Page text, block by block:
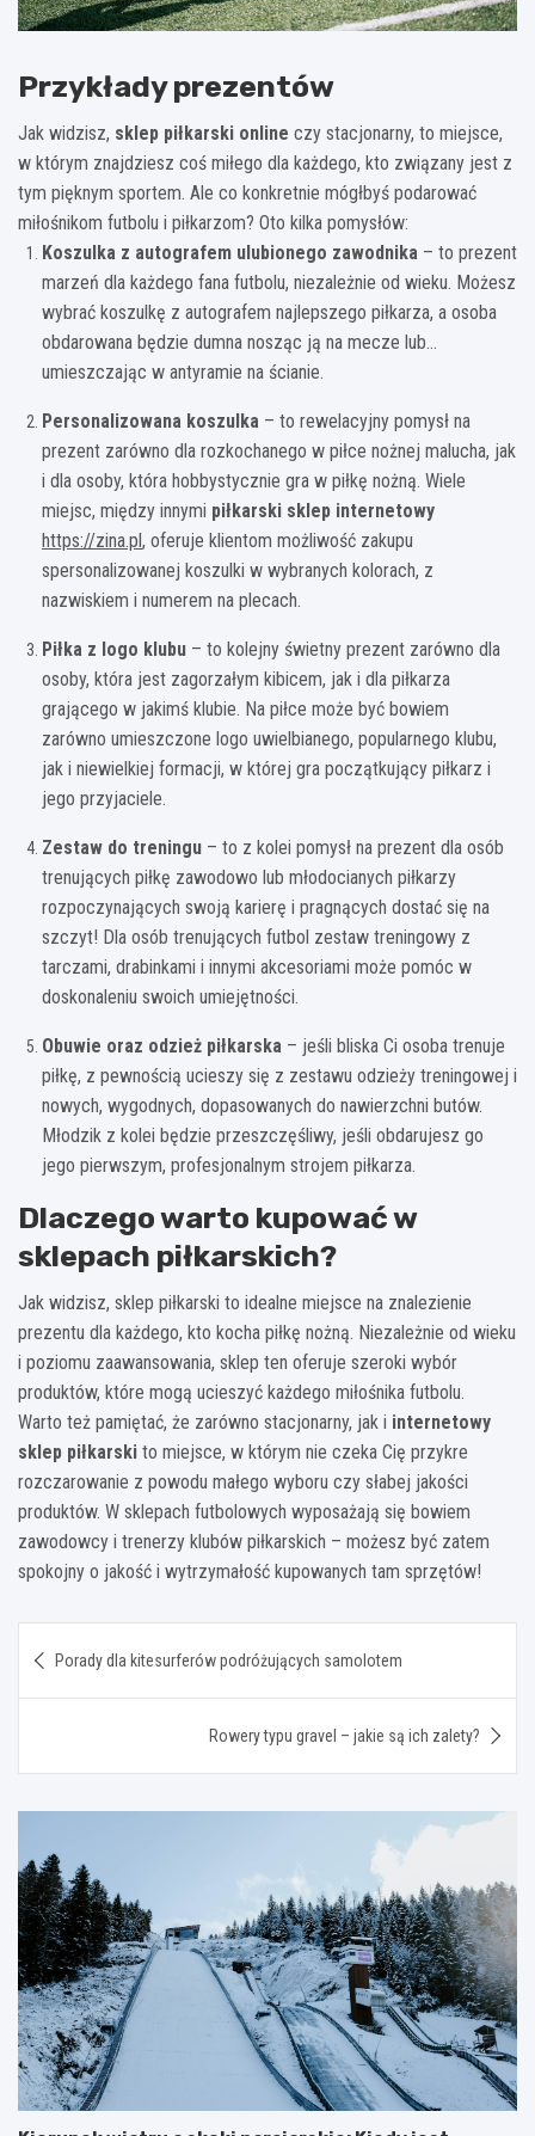
Przykłady prezentów
Jak widzisz, sklep piłkarski online czy stacjonarny, to miejsce,
w którym znajdziesz coś miłego dla każdego, kto związany jest z
tym pięknym sportem. Ale co konkretnie mógłbyś podarować
miłośnikom futbolu i piłkarzom? Oto kilka pomysłów:
Koszulka z autografem ulubionego zawodnika – to prezent
marzeń dla każdego fana futbolu, niezależnie od wieku. Możesz
wybrać koszulkę z autografem najlepszego piłkarza, a osoba
obdarowana będzie dumna nosząc ją na mecze lub…
umieszczając w antyramie na ścianie.
Personalizowana koszulka – to rewelacyjny pomysł na
prezent zarówno dla rozkochanego w piłce nożnej malucha, jak
i dla osoby, która hobbystycznie gra w piłkę nożną. Wiele
miejsc, między innymi piłkarski sklep internetowy
https://zina.pl, oferuje klientom możliwość zakupu
spersonalizowanej koszulki w wybranych kolorach, z
nazwiskiem i numerem na plecach.
Piłka z logo klubu – to kolejny świetny prezent zarówno dla
osoby, która jest zagorzałym kibicem, jak i dla piłkarza
grającego w jakimś klubie. Na piłce może być bowiem
zarówno umieszczone logo uwielbianego, popularnego klubu,
jak i niewielkiej formacji, w której gra początkujący piłkarz i
jego przyjaciele.
Zestaw do treningu – to z kolei pomysł na prezent dla osób
trenujących piłkę zawodowo lub młodocianych piłkarzy
rozpoczynających swoją karierę i pragnących dostać się na
szczyt! Dla osób trenujących futbol zestaw treningowy z
tarczami, drabinkami i innymi akcesoriami może pomóc w
doskonaleniu swoich umiejętności.
Obuwie oraz odzież piłkarska – jeśli bliska Ci osoba trenuje
piłkę, z pewnością ucieszy się z zestawu odzieży treningowej i
nowych, wygodnych, dopasowanych do nawierzchni butów.
Młodzik z kolei będzie przeszczęśliwy, jeśli obdarujesz go
jego pierwszym, profesjonalnym strojem piłkarza.
Dlaczego warto kupować w
sklepach piłkarskich?
Jak widzisz, sklep piłkarski to idealne miejsce na znalezienie
prezentu dla każdego, kto kocha piłkę nożną. Niezależnie od wieku
i poziomu zaawansowania, sklep ten oferuje szeroki wybór
produktów, które mogą ucieszyć każdego miłośnika futbolu.
Warto też pamiętać, że zarówno stacjonarny, jak i internetowy
sklep piłkarski to miejsce, w którym nie czeka Cię przykre
rozczarowanie z powodu małego wyboru czy słabej jakości
produktów. W sklepach futbolowych wyposażają się bowiem
zawodowcy i trenerzy klubów piłkarskich – możesz być zatem
spokojny o jakość i wytrzymałość kupowanych tam sprzętów!
wpisu
Porady dla kitesurferów podróżujących samolotem
Rowery typu gravel – jakie są ich zalety?